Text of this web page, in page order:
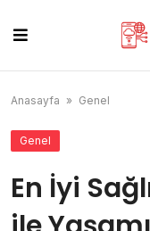
content
Anasayfa » Genel
Genel
En İyi